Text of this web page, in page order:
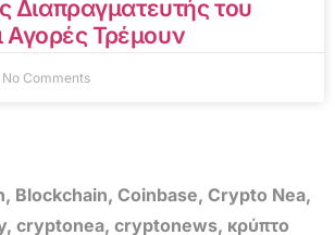
Διαπραγματευτής του
Αγορές Τρέμουν
No Comments
, Blockchain, Coinbase, Crypto Nea,
, cryptonea, cryptonews, κρύπτο